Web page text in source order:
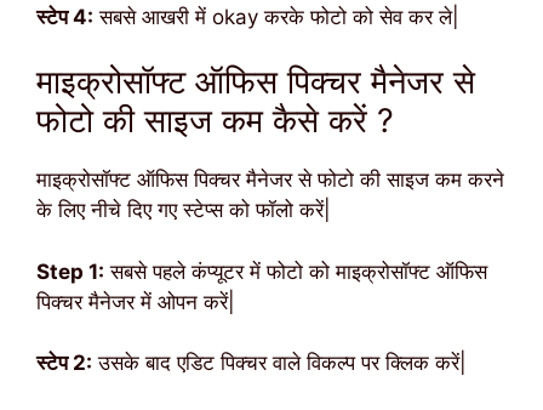
स्टेप 4: सबसे आखरी में okay करके फोटो को सेव कर ले|
माइक्रोसॉफ्ट ऑफिस पिक्चर मैनेजर से
फोटो की साइज कम कैसे करें ?
माइक्रोसॉफ्ट ऑफिस पिक्चर मैनेजर से फोटो की साइज कम करने
के लिए नीचे दिए गए स्टेप्स को फॉलो करें|
Step 1: सबसे पहले कंप्यूटर में फोटो को माइक्रोसॉफ्ट ऑफिस
पिक्चर मैनेजर में ओपन करें|
स्टेप 2: उसके बाद एडिट पिक्चर वाले विकल्प पर क्लिक करें|